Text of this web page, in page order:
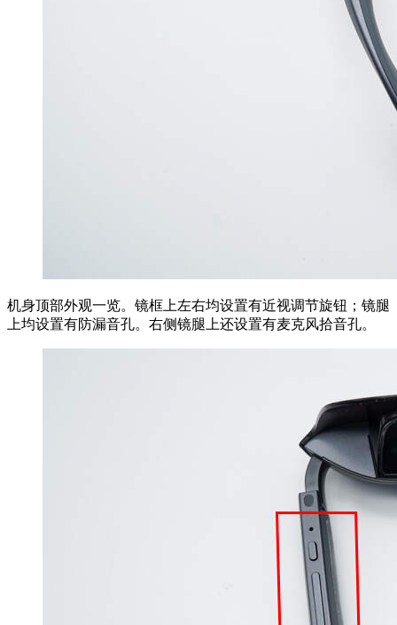
机身顶部外观一览。镜框上左右均设置有近视调节旋钮；镜腿
上均设置有防漏音孔。右侧镜腿上还设置有麦克风拾音孔。